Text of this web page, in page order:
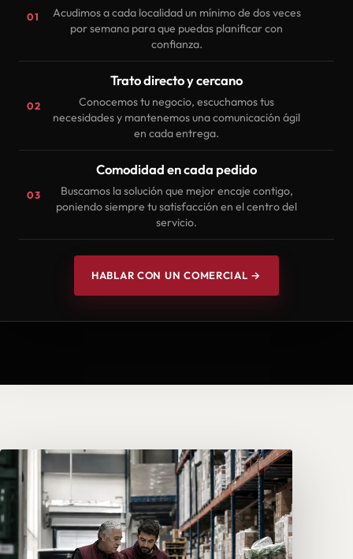
01
Acudimos a cada localidad un mínimo de dos veces
por semana para que puedas planificar con
confianza.
02
Trato directo y cercano
Conocemos tu negocio, escuchamos tus
necesidades y mantenemos una comunicación ágil
en cada entrega.
03
Comodidad en cada pedido
Buscamos la solución que mejor encaje contigo,
poniendo siempre tu satisfacción en el centro del
servicio.
HABLAR CON UN COMERCIAL →